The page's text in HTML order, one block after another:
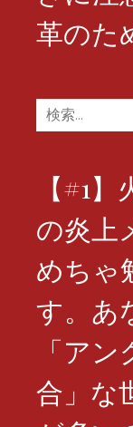
革のた
検
索:
【#1
の炎上
めちゃ
す。あ
「ア
合」な